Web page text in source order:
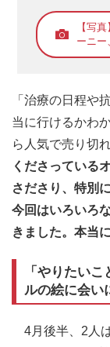
【写
ーニー
「治療の日程や
当に行けるかわ
ら人気で売り切
くださっている
さださり、特別
今回はいろいろ
きました。本当
「やりたい
ルの絵に会い
4月後半、2人